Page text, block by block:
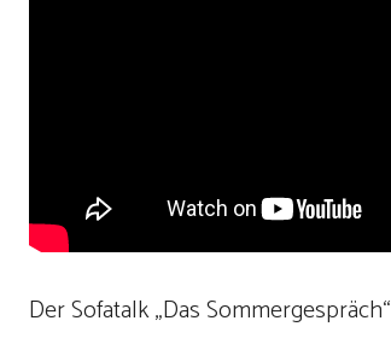
Der Sofatalk „Das Sommergespräch“